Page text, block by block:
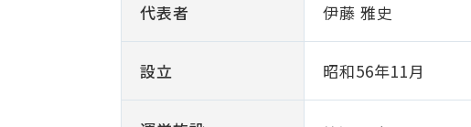
代表者 伊藤 雅史
設立 昭和56年11月